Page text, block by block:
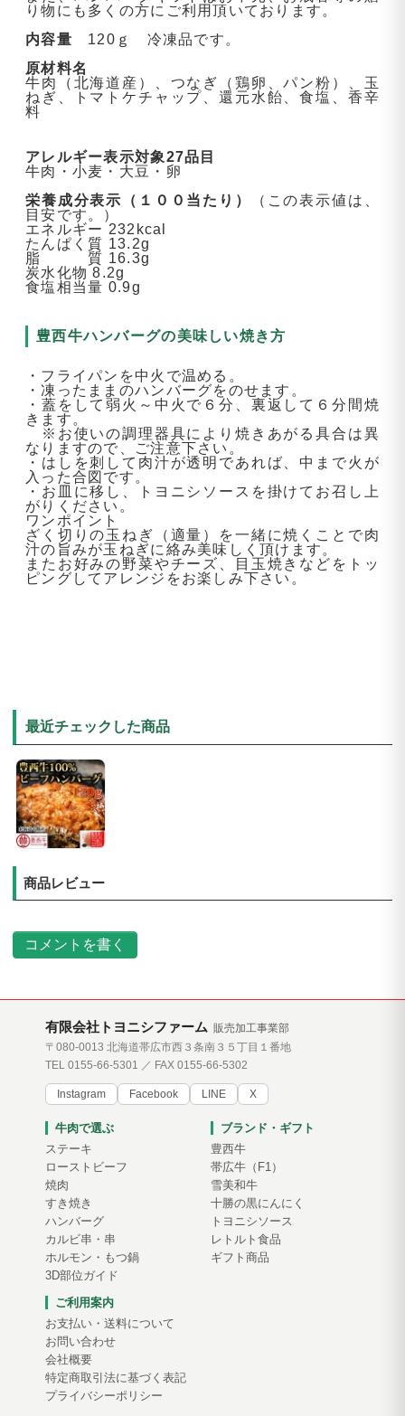
り物にも多くの方にご利用頂いております。
内容量 120ｇ 冷凍品です。
原材料名
牛肉（北海道産）、つなぎ（鶏卵、パン粉）、玉
ねぎ、トマトケチャップ、還元水飴、食塩、香辛
料
アレルギー表示対象27品目
牛肉・小麦・大豆・卵
栄養成分表示（１００当たり）
（この表示値は、
目安です。）
エネルギー 232kcal
たんぱく質 13.2g
脂 質 16.3g
炭水化物 8.2g
食塩相当量 0.9g
豊西牛ハンバーグの美味しい焼き方
・フライパンを中火で温める。
・凍ったままのハンバーグをのせます。
・蓋をして弱火～中火で６分、裏返して６分間焼
きます。
※お使いの調理器具により焼きあがる具合は異
なりますので、ご注意下さい。
・はしを刺して肉汁が透明であれば、中まで火が
入った合図です。
・お皿に移し、トヨニシソースを掛けてお召し上
がりください。
ワンポイント
ざく切りの玉ねぎ（適量）を一緒に焼くことで肉
汁の旨みが玉ねぎに絡み美味しく頂けます。
またお好みの野菜やチーズ、目玉焼きなどをトッ
ピングしてアレンジをお楽しみ下さい。
最近チェックした商品
商品レビュー
コメントを書く
有限会社トヨニシファーム 販売加工事業部
〒080-0013 北海道帯広市西３条南３５丁目１番地
TEL 0155-66-5301 ／ FAX 0155-66-5302
Instagram Facebook LINE X
牛肉で選ぶ
ステーキ
ローストビーフ
焼肉
すき焼き
ハンバーグ
カルビ串・串
ホルモン・もつ鍋
3D部位ガイド
ブランド・ギフト
豊西牛
帯広牛（F1）
雪美和牛
十勝の黒にんにく
トヨニシソース
レトルト食品
ギフト商品
ご利用案内
お支払い・送料について
お問い合わせ
会社概要
特定商取引法に基づく表記
プライバシーポリシー